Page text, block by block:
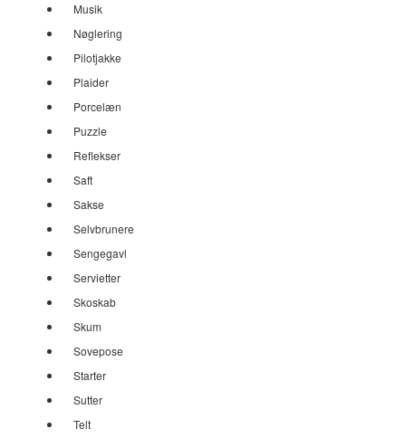
Musik
Nøglering
Pilotjakke
Plaider
Porcelæn
Puzzle
Reflekser
Saft
Sakse
Selvbrunere
Sengegavl
Servietter
Skoskab
Skum
Sovepose
Starter
Sutter
Telt